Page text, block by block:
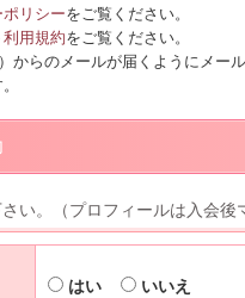
リシーをご覧ください。
用規約をご覧ください。
らのメールが届くようにメー
い。（プロフィールは入会後
はい いいえ